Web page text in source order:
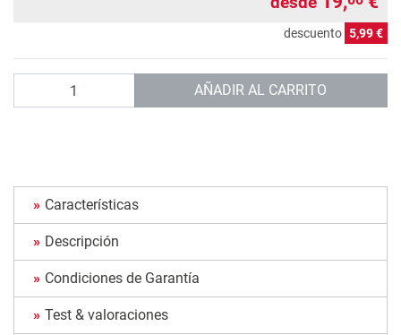
descuento 5,99 €
AÑADIR AL CARRITO
Características
Descripción
Condiciones de Garantía
Test & valoraciones